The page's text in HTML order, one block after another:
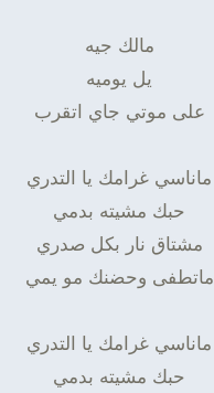
مالك جيه
يل يوميه
على موتي جاي اتقرب
ماناسي غرامك يا التدري
حبك مشيته بدمي
مشتاق نار بكل صدري
ماتطفى وحضنك مو يمي
ماناسي غرامك يا التدري
حبك مشيته بدمي